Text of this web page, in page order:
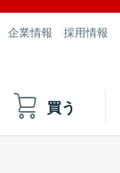
企業情報 採用情報
買う